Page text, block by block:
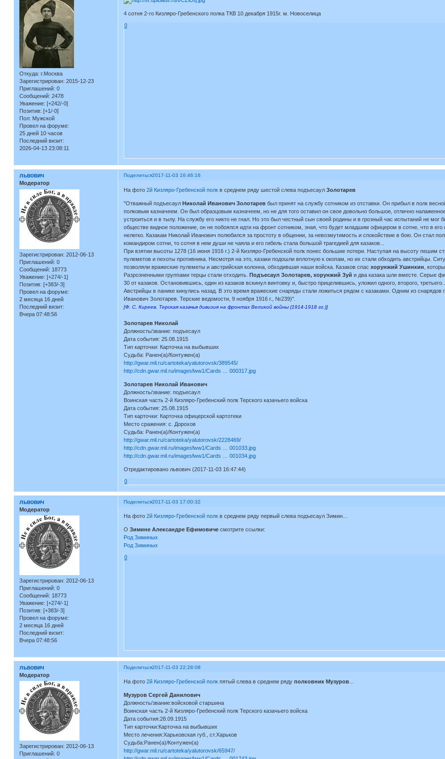
Откуда: г.Москва
Зарегистрирован: 2015-12-23
Приглашений: 0
Сообщений: 2478
Уважение: [+242/-0]
Позитив: [+1/-0]
Пол: Мужской
Провел на форуме:
25 дней 10 часов
Последний визит:
2026-04-13 23:08:11
4 сотня 2-го Кизляро-Гребенского полка ТКВ 10 декабря 1915г. м. Новоселица
0
Поделиться2017-11-03 16:46:16
львович
Модератор
Зарегистрирован: 2012-06-13
Приглашений: 0
Сообщений: 18773
Уважение: [+274/-1]
Позитив: [+383/-3]
Провел на форуме:
2 месяца 16 дней
Последний визит:
Вчера 07:48:56
На фото 2й Кизляро-Гребенской полкв среднем ряду шестой слева подъесаул Золотарев
"Отважный подъесаул Николай Иванович Золотаревбыл принят на службу сотником из отставки. Он прибыл в полк
полковым казначеем. Он был образцовым казначеем, но не для того оставил он свое довольно большое, отлично
устроиться и в тылу. На службу его никто не гнал. Но это был честный сын своей родины и в грозный час испытаний не
обществе видное положение, он не побоялся идти на фронт сотником, зная, что будет младшим офицером в сотне, что в
нелегко. Казакам Николай Иванович полюбился за простоту в общении, за невозмутимость и спокойствие в бою. Он стал
командиром сотни, то сотня в нем души не чаяла и его гибель стала большой трагедией для казаков...
При взятии высоты 1278 (16 июня 1916 г.) 2-й Кизляро-Гребенской полк понес большие потери. Наступая на высоту пешим
пулеметов и пехоты противника. Несмотря на это, казаки подошли вплотную к окопам, но их стали обходить австрийцы.
позволяли вражеские пулеметы и австрийская колонна, обходившая наши войска. Казаков спас хорунжий Ушинкин ,
Разрозненными группами терцы стали отходить. Подъесаул Золотарев, хорунжий Зуй и два казака шли вместе. Серые
30 от казаков. Остановившись, один из казаков вскинул винтовку и, быстро прицелившись, уложил одного, второго,
Австрийцы в панике кинулись назад. В это время вражеские снаряды стали ложиться рядом с казаками. Одним из
Иванович Золотарев. Терские ведомости, 9 ноября 1916 г., №239)".
[Ф. С. Киреев. Терская казачья дивизия на фронтах Великой войны (1914-1918 гг.)]
Золотарев Николай
Должность/звание: подъесаул
Дата события: 25.08.1915
Тип карточки: Карточка на выбывших
Судьба: Ранен(а)/Контужен(а)
http://gwar.mil.ru/cartoteka/yalutorovsk/389545/
http://cdn.gwar.mil.ru/imagesfww1/Cards … 000317.jpg
Золотарев Николай Иванович
Должность/звание: подъесаул
Воинская часть 2-й Кизляро-Гребенский полк Терского казачьего войска
Дата события: 25.08.1915
Тип карточки: Карточка офицерской картотеки
Место сражения: с. Дорохов
Судьба: Ранен(а)/Контужен(а)
http://gwar.mil.ru/cartoteka/yalutorovsk/2228469/
http://cdn.gwar.mil.ru/imagesfww1/Cards … 001033.jpg
http://cdn.gwar.mil.ru/imagesfww1/Cards … 001034.jpg
Отредактировано львович (2017-11-03 16:47:44)
0
Поделиться2017-11-03 17:00:32
львович
Модератор
Зарегистрирован: 2012-06-13
Приглашений: 0
Сообщений: 18773
Уважение: [+274/-1]
Позитив: [+383/-3]
Провел на форуме:
2 месяца 16 дней
Последний визит:
Вчера 07:48:56
На фото 2й Кизляро-Гребенской полкв среднем ряду первый слева подъесаул Зимин...
О Зимине Александре Ефимовиче смотрите ссылки:
Род Зиминых
Род Зиминых
0
Поделиться2017-11-03 22:28:08
львович
Модератор
Зарегистрирован: 2012-06-13
Приглашений: 0
На фото 2й Кизляро-Гребенской полкпятый слева в среднем ряду полковник Музуров...
Музуров Сергей Данилович
Должность/звание:войсковой старшина
Воинская часть 2-й Кизляро-Гребенский полк Терского казачьего войска
Дата события:28.09.1915
Тип карточки:Карточка на выбывших
Место лечения:Харьковская губ., ст.Харьков
Судьба:Ранен(а)/Контужен(а)
http://gwar.mil.ru/cartoteka/yalutorovsk/65947/